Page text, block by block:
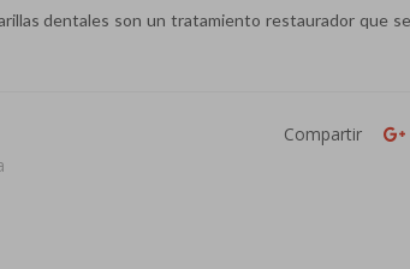
dentales son un tratamiento restaurador que
Compartir